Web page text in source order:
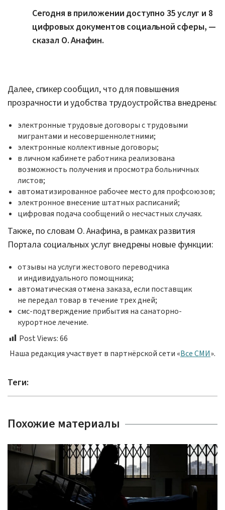
Сегодня в приложении доступно 35 услуг и 8
цифровых документов социальной сферы, —
сказал О. Анафин.
Далее, спикер сообщил, что для повышения
прозрачности и удобства трудоустройства внедрены:
электронные трудовые договоры с трудовыми
мигрантами и несовершеннолетними;
электронные коллективные договоры;
в личном кабинете работника реализована
возможность получения и просмотра больничных
листов;
автоматизированное рабочее место для профсоюзов;
электронное внесение штатных расписаний;
цифровая подача сообщений о несчастных случаях.
Также, по словам О. Анафина, в рамках развития
Портала социальных услуг внедрены новые функции:
отзывы на услуги жестового переводчика
и индивидуального помощника;
автоматическая отмена заказа, если поставщик
не передал товар в течение трех дней;
смс-подтверждение прибытия на санаторно-
курортное лечение.
Post Views:66
Наша редакция участвует в партнёрской сети «Все СМИ».
Теги:
Похожие материалы